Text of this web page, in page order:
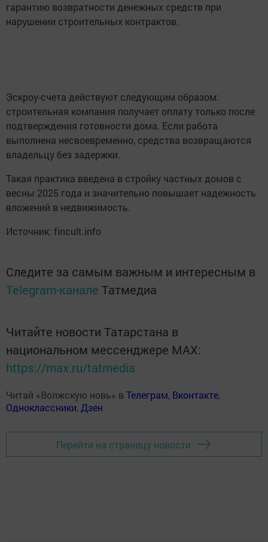
гарантию возвратности денежных средств при
нарушении строительных контрактов.
Эскроу-счета действуют следующим образом:
строительная компания получает оплату только после
подтверждения готовности дома. Если работа
выполнена несвоевременно, средства возвращаются
владельцу без задержки.
Такая практика введена в стройку частных домов с
весны 2025 года и значительно повышает надежность
вложений в недвижимость.
Источник: fincult.info
Следите за самым важным и интересным в
Telegram-канале Татмедиа
Читайте новости Татарстана в
национальном мессенджере MАХ:
https://max.ru/tatmedia
Читай «Волжскую новь» в Телеграм, Вконтакте,
Одноклассники, Дзен
Перейти на страницу новости